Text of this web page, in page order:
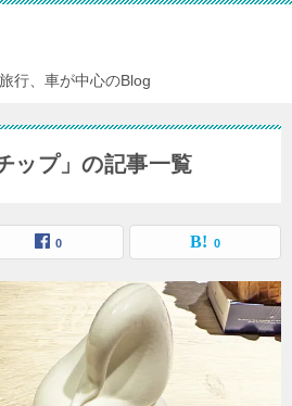
行、車が中心のBlog
ップ」の記事一覧
0 0